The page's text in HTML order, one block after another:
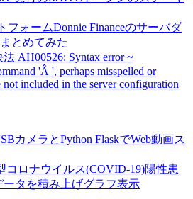
フォームDonnie Financeのサーバダ
とめてみた
AH00526: Syntax error ~
'Â ', perhaps misspelled or
included in the server configuration
カメラとPython FlaskでWeb動画ス
コロナウイルス(COVID-19)陽性患
ータを積み上げグラフ表示